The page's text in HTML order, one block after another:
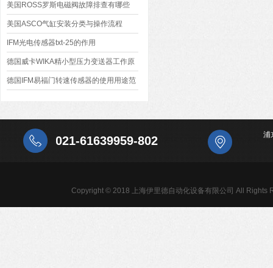
美国ROSS罗斯电磁阀故障排查有哪些
美国ASCO气缸安装分类与操作流程
IFM光电传感器txt-25的作用
德国威卡WIKA精小型压力变送器工作原
理
德国IFM易福门转速传感器的使用用途范
021-61639959-802 浦
Copyright © 2018 上海伊里德自动化设备有限公司 All Rights